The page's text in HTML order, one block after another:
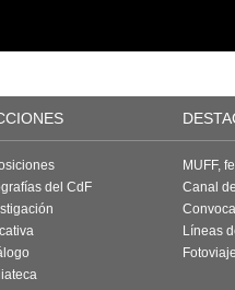
del CdF
MUFF,
Canal
Líneas